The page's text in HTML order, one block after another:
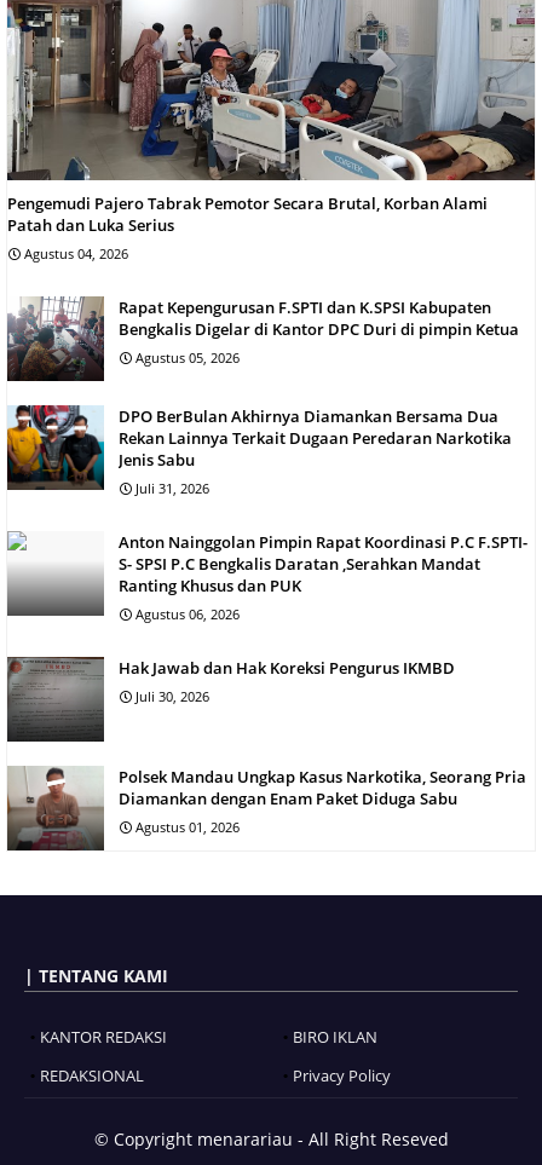
Pengemudi Pajero Tabrak Pemotor Secara Brutal, Korban Alami
Patah dan Luka Serius
Agustus 04, 2026
Rapat Kepengurusan F.SPTI dan K.SPSI Kabupaten
Bengkalis Digelar di Kantor DPC Duri di pimpin Ketua
Agustus 05, 2026
DPO BerBulan Akhirnya Diamankan Bersama Dua
Rekan Lainnya Terkait Dugaan Peredaran Narkotika
Jenis Sabu
Juli 31, 2026
Anton Nainggolan Pimpin Rapat Koordinasi P.C F.SPTI-
S- SPSI P.C Bengkalis Daratan ,Serahkan Mandat
Ranting Khusus dan PUK
Agustus 06, 2026
Hak Jawab dan Hak Koreksi Pengurus IKMBD
Juli 30, 2026
Polsek Mandau Ungkap Kasus Narkotika, Seorang Pria
Diamankan dengan Enam Paket Diduga Sabu
Agustus 01, 2026
| TENTANG KAMI
KANTOR REDAKSI
BIRO IKLAN
REDAKSIONAL
Privacy Policy
© Copyright menarariau - All Right Reseved